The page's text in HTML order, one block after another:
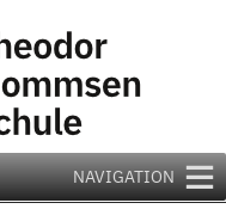
NAVIGATION